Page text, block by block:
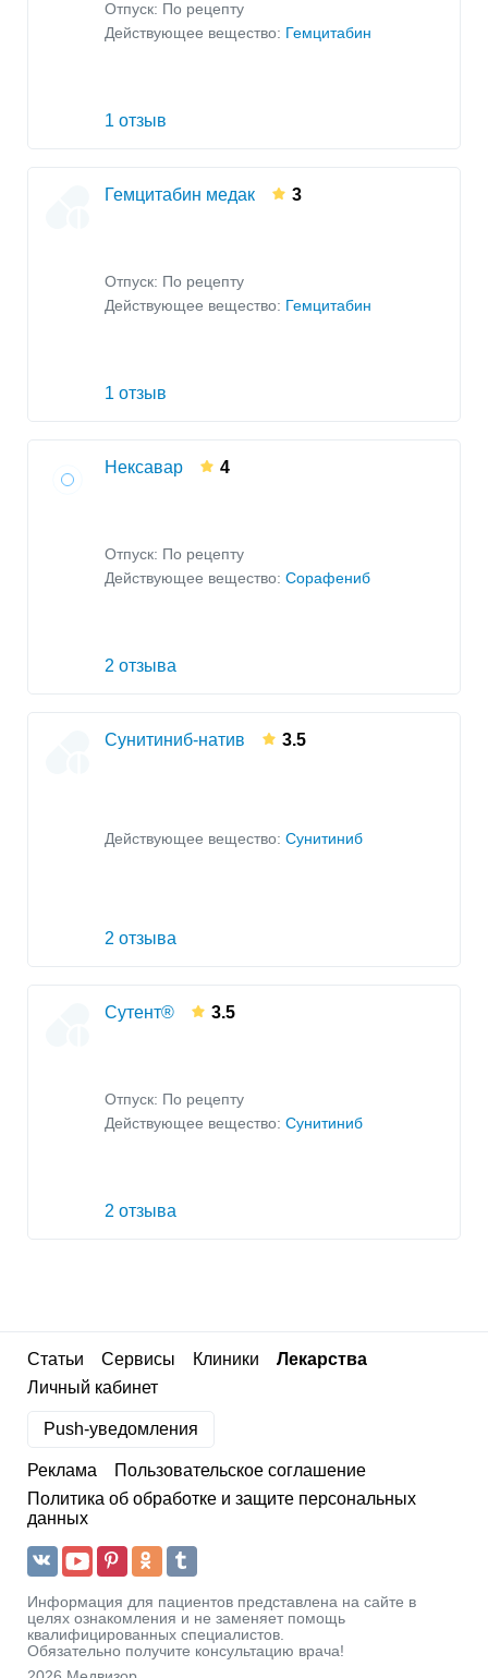
Отпуск: По рецепту
Действующее вещество: Гемцитабин
1 отзыв
Гемцитабин медак 3
Отпуск: По рецепту
Действующее вещество: Гемцитабин
1 отзыв
Нексавар 4
Отпуск: По рецепту
Действующее вещество: Сорафениб
2 отзыва
Сунитиниб-нaтив 3.5
Действующее вещество: Сунитиниб
2 отзыва
Сутент® 3.5
Отпуск: По рецепту
Действующее вещество: Сунитиниб
2 отзыва
Статьи Сервисы Клиники
Лекарства
Личный кабинет
Push-уведомления
Реклама
Пользовательское соглашение
Политика об обработке и защите персональных
данных
Информация для пациентов представлена на сайте в
целях ознакомления и не заменяет помощь
квалифицированных специалистов.
Обязательно получите консультацию врача!